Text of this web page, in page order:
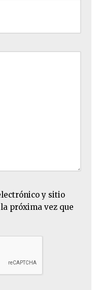
y sitio
próxima vez que